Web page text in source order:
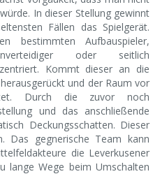
In dieser Stellung gewinnt
Fällen das Spielgerät.
bestimmten Aufbauspieler,
oder seitlich
Kommt dieser an die
und der Raum vor
Durch die zuvor noch
und das anschließende
Deckungsschatten. Dieser
Das gegnerische Team kann
die Leverkusener
lange Wege beim Umschalten